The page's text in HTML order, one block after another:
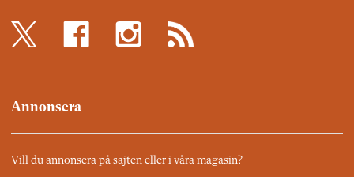
Annonsera
Vill du annonsera på sajten eller i våra magasin?